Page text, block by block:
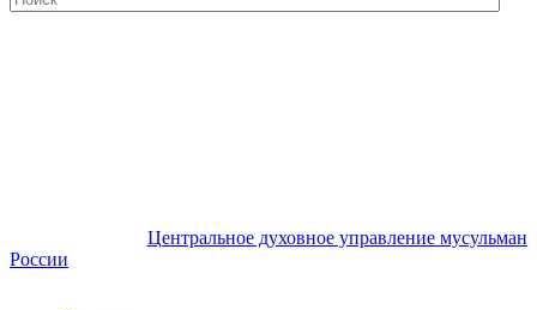
Центральное духовное управление мусульман
России